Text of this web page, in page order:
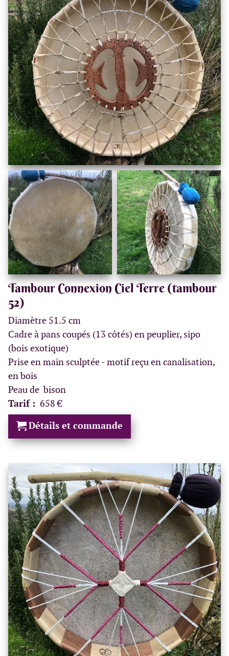
Tambour Connexion Ciel Terre (tambour
52)
Diamètre 51.5 cm
Cadre à pans coupés (13 côtés) en peuplier, sipo
(bois exotique)
Prise en main sculptée - motif reçu en canalisation,
en bois
Peau de bison
Tarif : 658 €
Détails et commande